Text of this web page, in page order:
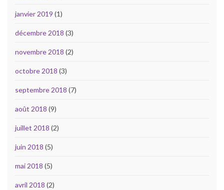
janvier 2019 (1)
décembre 2018 (3)
novembre 2018 (2)
octobre 2018 (3)
septembre 2018 (7)
août 2018 (9)
juillet 2018 (2)
juin 2018 (5)
mai 2018 (5)
avril 2018 (2)